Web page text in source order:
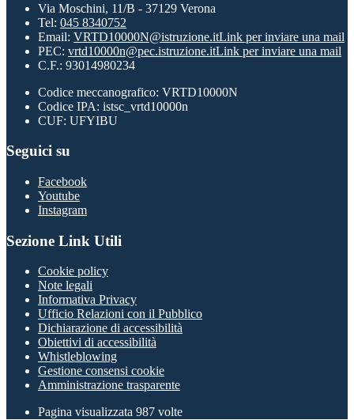
Via Moschini, 11/B - 37129 Verona
Tel: 045 8340752
Email: VRTD10000N@istruzione.itLink per inviare una mail
PEC: vrtd10000n@pec.istruzione.itLink per inviare una mail
C.F.: 93014980234
Codice meccanografico: VRTD10000N
Codice IPA: istsc_vrtd10000n
CUF: UFYIBU
Seguici su
Facebook
Youtube
Instagram
Sezione Link Utili
Cookie policy
Note legali
Informativa Privacy
Ufficio Relazioni con il Pubblico
Dichiarazione di accessibilità
Obiettivi di accessibilità
Whistleblowing
Gestione consensi cookie
Amministrazione trasparente
Pagina visualizzata 987 volte